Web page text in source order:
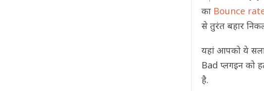
का Bounce
से तुरंत बहार
यहां आपको ये
Bad प्लगइन को
है.